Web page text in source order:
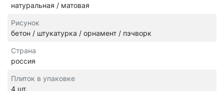
натуральная / матовая
Рисунок
бетон / штукатурка / орнамент / пэчворк
Страна
россия
Плиток в упаковке
4 шт.